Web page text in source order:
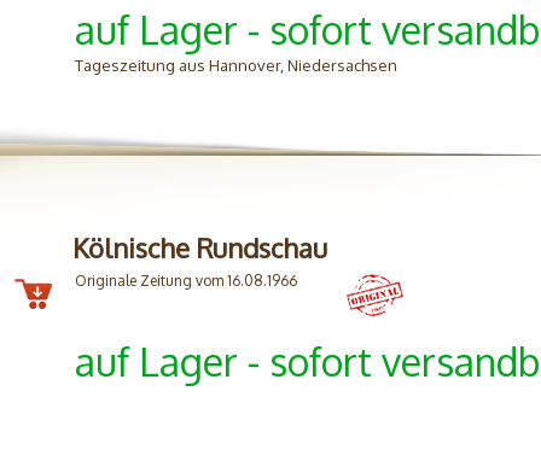
auf Lager - sofort
Tageszeitung aus Hannover, Niedersachsen
Kölnische Rundschau
Originale Zeitung vom 16.08.1966
auf Lager - sofort